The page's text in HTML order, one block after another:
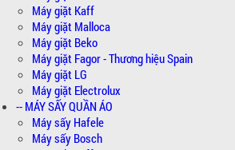
Máy giặt Kaff
Máy giặt Malloca
Máy giặt Beko
Máy giặt Fagor - Thương hiệu Spain
Máy giặt LG
Máy giặt Electrolux
-- MÁY SẤY QUẦN ÁO
Máy sấy Hafele
Máy sấy Bosch